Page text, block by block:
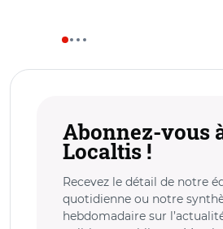
Abonnez-vous
Localtis !
Recevez le détail de notre
quotidienne ou notre
hebdomadaire sur